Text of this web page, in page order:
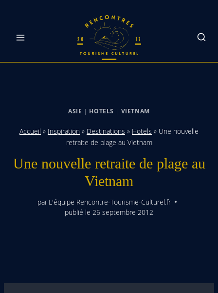
ASIE | HOTELS | VIETNAM
Accueil » Inspiration » Destinations » Hotels » Une nouvelle
retraite de plage au Vietnam
Une nouvelle retraite de plage au
Vietnam
par L'équipe Rencontre-Tourisme-Culturel.fr
publié le 26 septembre 2012